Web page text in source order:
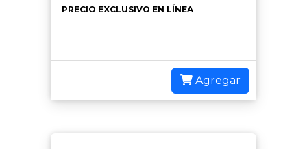
PRECIO EXCLUSIVO EN LÍNEA
Agregar